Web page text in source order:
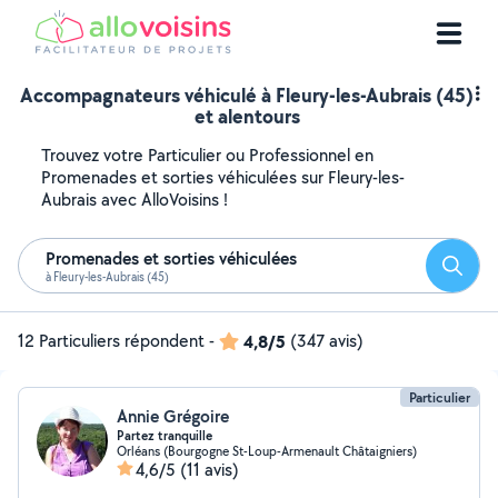
Accompagnateurs véhiculé à Fleury-les-Aubrais (45)
et alentours
Trouvez votre Particulier ou Professionnel en
Promenades et sorties véhiculées sur Fleury-les-
Aubrais avec AlloVoisins !
Promenades et sorties véhiculées
à Fleury-les-Aubrais (45)
12 Particuliers répondent- 4,8/5 (347 avis)
Particulier
Annie Grégoire
Partez tranquille
Orléans (Bourgogne St-Loup-Armenault Châtaigniers)
4,6/5 (11 avis)